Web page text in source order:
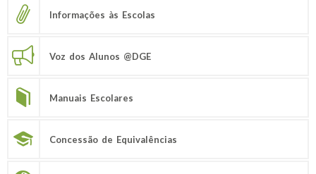
Informações às Escolas
Voz dos Alunos @DGE
Manuais Escolares
Concessão de Equivalências